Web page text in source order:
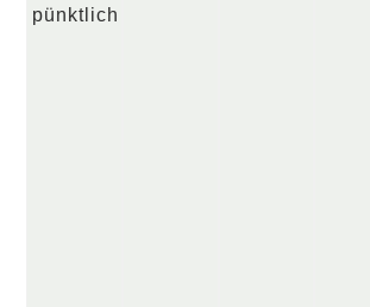
pünktlich